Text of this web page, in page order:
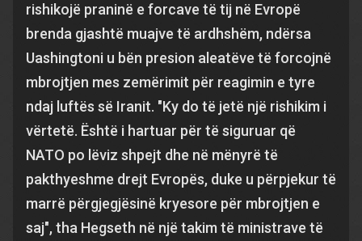
rishikojë praninë e forcave të tij në Evropë
brenda gjashtë muajve të ardhshëm, ndërsa
Uashingtoni u bën presion aleatëve të forcojnë
mbrojtjen mes zemërimit për reagimin e tyre
ndaj luftës së Iranit. "Ky do të jetë një rishikim i
vërtetë. Është i hartuar për të siguruar që
NATO po lëviz shpejt dhe në mënyrë të
pakthyeshme drejt Evropës, duke u përpjekur të
marrë përgjegjësinë kryesore për mbrojtjen e
saj", tha Hegseth në një takim të ministrave të